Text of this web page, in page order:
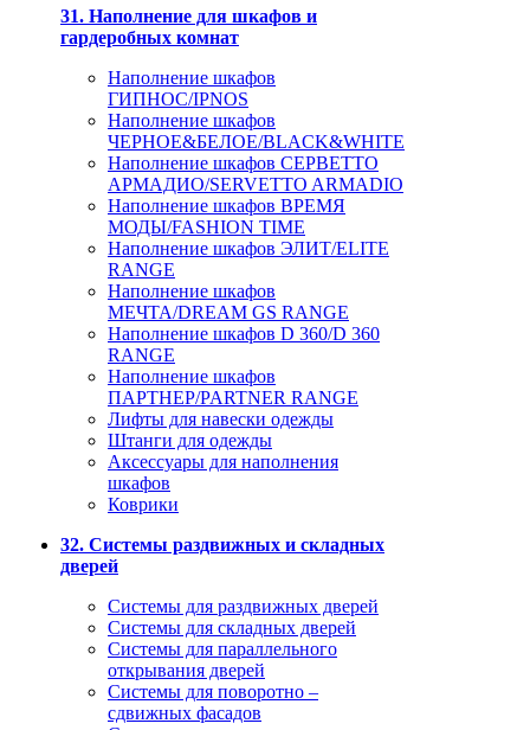
31. Наполнение для шкафов и
гардеробных комнат
Наполнение шкафов
ГИПНОС/IPNOS
Наполнение шкафов
ЧЕРНОЕ&БЕЛОЕ/BLACK&WHITE
Наполнение шкафов СЕРВЕТТО
АРМАДИО/SERVETTO ARMADIO
Наполнение шкафов ВРЕМЯ
МОДЫ/FASHION TIME
Наполнение шкафов ЭЛИТ/ELITE
RANGE
Наполнение шкафов
МЕЧТА/DREAM GS RANGE
Наполнение шкафов D 360/D 360
RANGE
Наполнение шкафов
ПАРТНЕР/PARTNER RANGE
Лифты для навески одежды
Штанги для одежды
Аксессуары для наполнения
шкафов
Коврики
32. Системы раздвижных и складных
дверей
Системы для раздвижных дверей
Системы для складных дверей
Системы для параллельного
открывания дверей
Системы для поворотно –
сдвижных фасадов